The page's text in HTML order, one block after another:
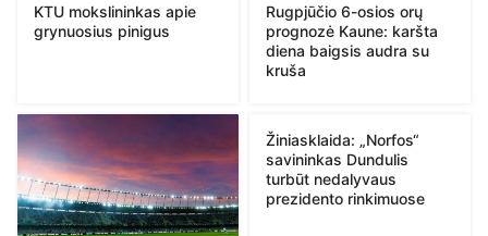
KTU mokslininkas apie
grynuosius pinigus
Rugpjūčio 6-osios orų
prognozė Kaune: karšta
diena baigsis audra su
kruša
Žiniasklaida: „Norfos“
savininkas Dundulis
turbūt nedalyvaus
prezidento rinkimuose